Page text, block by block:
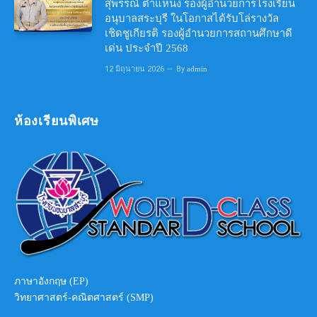
สุพรรณ์ ตำแหน่ง รองผู้อำนวยการโรงเรียน
อนุบาลสระบุรี ในโอกาสได้รับโล่รางวัล
เชิดชูเกียรติ รองผู้อำนวยการสถานศึกษาดี
เด่น ประจำปี 2568
12 มิถุนายน 2026 By admin
ห้องเรียนพิเศษ
ภาษาอังกฤษ (EP)
วิทยาศาสตร์-คณิตศาสตร์ (SMP)